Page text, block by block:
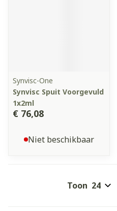
Synvisc-One
Synvisc Spuit Voorgevuld
1x2ml
€ 76,08
Niet beschikbaar
Toon